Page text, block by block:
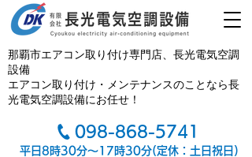
098-868-5741
那覇市エアコン取り付け専門店、長光電気空調
設備
エアコン取り付け・メンテナンスのことなら長
光電気空調設備にお任せ！
平日8時30分～17時30分(定休：土日祝日)